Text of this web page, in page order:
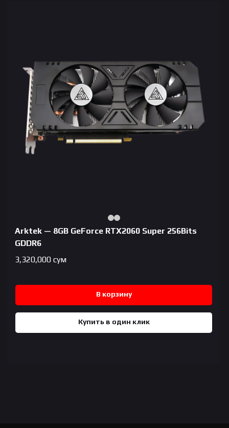
Arktek — 8GB GeForce RTX2060 Super 256Bits
GDDR6
3,320,000 сум
В корзину
Купить в один клик